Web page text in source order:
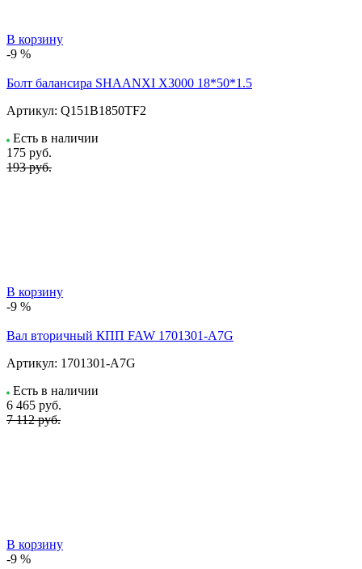
В корзину
-9 %
Болт балансира SHAANXI Х3000 18*50*1.5
Артикул: Q151B1850TF2
Есть в наличии
175 руб.
193 руб.
В корзину
-9 %
Вал вторичный КПП FAW 1701301-A7G
Артикул: 1701301-A7G
Есть в наличии
6 465 руб.
7 112 руб.
В корзину
-9 %